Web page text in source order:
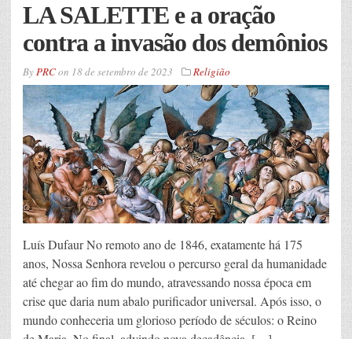
LA SALETTE e a oração
contra a invasão dos demônios
ByPRCon 18 de setembro de 2023 Religião
Luís Dufaur No remoto ano de 1846, exatamente há 175
anos, Nossa Senhora revelou o percurso geral da humanidade
até chegar ao fim do mundo, atravessando nossa época em
crise que daria num abalo purificador universal. Após isso, o
mundo conheceria um glorioso período de séculos: o Reino